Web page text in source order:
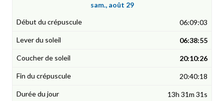
sam., août 29
06:09:03
06:38:55
20:10:26
20:40:18
13h 31m 31s